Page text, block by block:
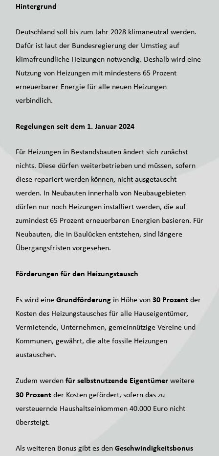
Hintergrund
Deutschland soll bis zum Jahr 2028 klimaneutral werden.
Dafür ist laut der Bundesregierung der Umstieg auf
klimafreundliche Heizungen notwendig. Deshalb wird eine
Nutzung von Heizungen mit mindestens 65 Prozent
erneuerbarer Energie für alle neuen Heizungen
verbindlich.
Regelungen seit dem 1. Januar 2024
Für Heizungen in Bestandsbauten ändert sich zunächst
nichts. Diese dürfen weiterbetrieben und müssen, sofern
diese repariert werden können, nicht ausgetauscht
werden. In Neubauten innerhalb von Neubaugebieten
dürfen nur noch Heizungen installiert werden, die auf
zumindest 65 Prozent erneuerbaren Energien basieren. Für
Neubauten, die in Baulücken entstehen, sind längere
Übergangsfristen vorgesehen.
Förderungen für den Heizungstausch
Es wird eineGrundförderung in Höhe von30 Prozent der
Kosten des Heizungstausches für alle Hauseigentümer,
Vermietende, Unternehmen, gemeinnützige Vereine und
Kommunen, gewährt, die alte fossile Heizungen
austauschen.
Zudem werdenfür selbstnutzende Eigentümerweitere
30 Prozent der Kosten gefördert, sofern das zu
versteuernde Haushaltseinkommen 40.000 Euro nicht
übersteigt.
Als weiteren Bonus gibt es denGeschwindigkeitsbonus